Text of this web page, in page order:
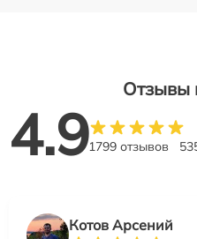
Отзывы
4.91799 отзывов
Котов Арсений